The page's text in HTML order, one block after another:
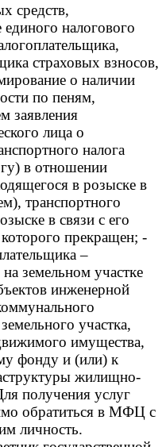
средств,
единого налогового
страховых взносов,
о наличии
по пеням,
заявления
лица о
налога
в отношении
в розыске в
транспортного
в связи с его
прекращен; -
–
земельном участке
инженерной
участка,
имущества,
фонду и (или) к
жилищно-
получения услуг
обратиться в МФЦ с
личность.